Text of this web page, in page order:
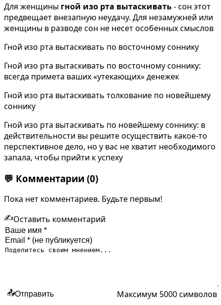
Для женщины гной изо рта вытаскивать- сон этот
предвещает внезапную неудачу. Для незамужней или
женщины в разводе сон не несет особенных смыслов
Гной изо рта вытаскивать по восточному соннику
Гной изо рта вытаскивать по восточному соннику:
всегда примета ваших «утекающих» денежек
Гной изо рта вытаскивать толкование по новейшему
соннику
Гной изо рта вытаскивать по новейшему соннику: в
действительности вы решите осуществить какое-то
перспективное дело, но у вас не хватит необходимого
запала, чтобы прийти к успеху
💬 Комментарии (0)
Пока нет комментариев. Будьте первым!
✍️Оставить комментарий
📤Отправить Максимум 5000 символов